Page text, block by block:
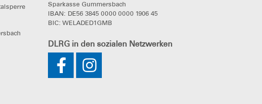
Sparkasse Gummersbach
IBAN: DE56 3845 0000 0000 1906 45
BIC: WELADED1GMB
DLRG in den sozialen Netzwerken